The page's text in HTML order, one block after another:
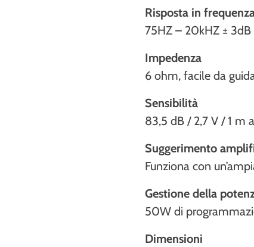
Risposta in
75HZ – 20kHZ ± 3dB
Impedenza
6 ohm, facile da
Sensibilità
83,5 dB / 2,7 V / 1 m
Suggerimento
Funziona con
Gestione della
50W di
Dimensioni